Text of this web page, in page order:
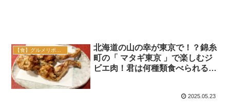
北海道の山の幸が東京で！？錦糸
町の「 マタギ東京 」で楽しむジ
ビエ肉！君は何種類食べられるか
2025.05.23